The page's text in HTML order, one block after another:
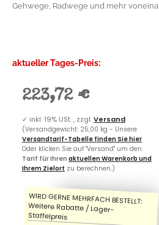
Gehwege, Radwege und mehr
aktueller Tages-Preis:
223,72 €
✓ inkl. 19% USt. , zzgl.Versand
(Versandgewicht: 25,00 kg - Unsere
Versandtarif-Tabelle finden Sie hier.
Oder klicken Sie auf "Versand" um den
Tarif für Ihren aktuellen Warenkorb und
Ihrem Zielort zu berechnen.)